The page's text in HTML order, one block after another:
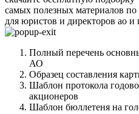
самых полезных материалов
для юристов и директоров ао и
Полный перечень
АО
Образец составления
Шаблон протокола
акционеров
Шаблон бюллетеня на